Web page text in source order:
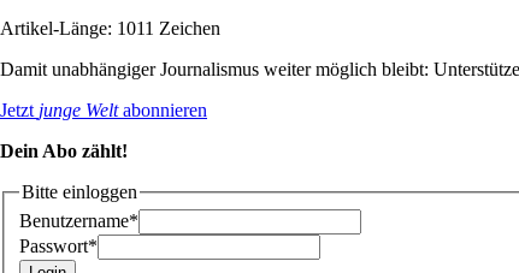
Artikel-Länge: 1011 Zeichen
Damit unabhängiger Journalismus weiter möglich bleibt:
Jetzt junge Weltabonnieren
Dein Abo zählt!
Bitte einloggen
Benutzername*
Passwort*